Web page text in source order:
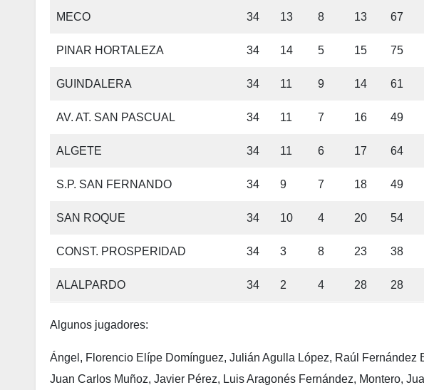
MECO 34 13 8 13 67
PINAR HORTALEZA 34 14 5 15 75
GUINDALERA 34 11 9 14 61
AV. AT. SAN PASCUAL 34 11 7 16 49
ALGETE 34 11 6 17 64
S.P. SAN FERNANDO 34 9 7 18 49
SAN ROQUE 34 10 4 20 54
CONST. PROSPERIDAD 34 3 8 23 38
ALALPARDO 34 2 4 28 28
Algunos jugadores:
Ángel, Florencio Elípe Domínguez, Julián Agulla López, Raúl Fernández
Juan Carlos Muñoz, Javier Pérez, Luis Aragonés Fernández, Montero,